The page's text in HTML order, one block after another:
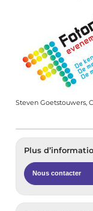
Steven Goetstouwers,
Plus
Nous contacter